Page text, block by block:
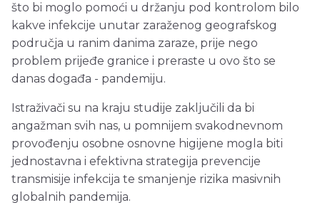
što bi moglo pomoći u držanju pod kontrolom bilo
kakve infekcije unutar zaraženog geografskog
područja u ranim danima zaraze, prije nego
problem prijeđe granice i preraste u ovo što se
danas događa - pandemiju.
Istraživači su na kraju studije zaključili da bi
angažman svih nas, u pomnijem svakodnevnom
provođenju osobne osnovne higijene mogla biti
jednostavna i efektivna strategija prevencije
transmisije infekcija te smanjenje rizika masivnih
globalnih pandemija.